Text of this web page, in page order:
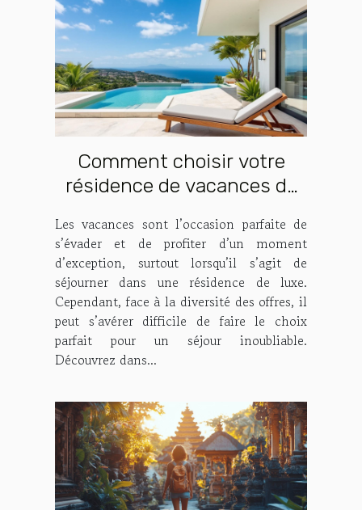
Comment choisir votre
résidence de vacances de
Les vacances sont l’occasion parfaite de
s’évader et de profiter d’un moment
d’exception, surtout lorsqu’il s’agit de
séjourner dans une résidence de luxe.
Cependant, face à la diversité des offres, il
peut s’avérer difficile de faire le choix
parfait pour un séjour inoubliable.
Découvrez dans...